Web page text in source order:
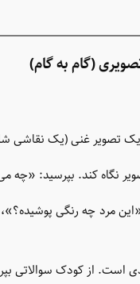
(گام به گام)
تصویر غنی (یک نقاشی
نگاه کند. بپرسید: «چه
«این مرد چه رنگی
است. از کودک سوالاتی